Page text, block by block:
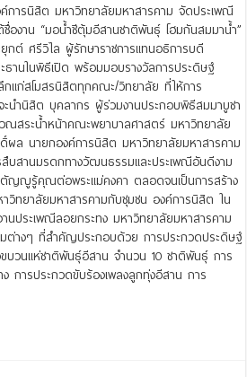
การนิสิต มหาวิทยาลัยมหาสารคาม จัดประเพณี
องาน “มอน้ำชีตุ้มอีสานชาติพันธุ์ โฮมกันสมมาน้ำ”
กต์ ศรีวิไล ผู้รักษาราชการแทนอธิการบดี
านในพิธีเปิด พร้อมมอบรางวัลการประดิษฐ์
กแก่สโมสรนิสิตทุกคณะ/วิทยาลัย ที่ให้การ
นำนิสิต บุคลากร ผู้ร่วมงานประกอบพิธีสมมาบูชา
ณสระน้ำหน้าคณะพยาบาลศาสตร์ มหาวิทยาลัย
ล นายกองค์การนิสิต มหาวิทยาลัยมหาสารคาม
บสานมรดกทางวัฒนธรรมและประเพณีอันดีงาม
ตัญญูรู้คุณต่อพระแม่คงคา ตลอดจนเป็นการสร้าง
วิทยาลัยมหาสารคามกับชุมชน องค์การนิสิต ใน
ประเพณีลอยกระทง มหาวิทยาลัยมหาสารคาม
มต่างๆ ที่สำคัญประกอบด้วย การประกวดประดิษฐ์
บวนแห่ชาติพันธุ์อีสาน จำนวน 10 ชาติพันธุ์ การ
การประกวดขับร้องเพลงลูกทุ่งอีสาน การ